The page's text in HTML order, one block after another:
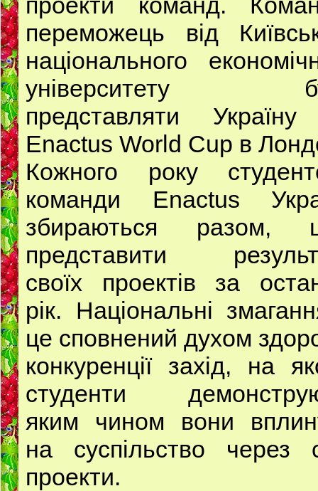
переможець від
національного
університету
представляти
Enactus World Cup в
Кожного року
команди Enactus
збираються разом,
представити
своїх проектів за
рік. Національні
це сповнений духом
конкуренції захід, на
студенти
яким чином вони
на суспільство через
проекти.